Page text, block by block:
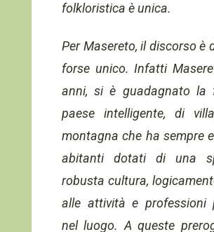
folkloristica è unica.
Per Masereto, il discorso è
forse unico. Infatti
anni, si è guadagnato la
paese intelligente, di
montagna che ha sempre
abitanti dotati di una
robusta cultura,
alle attività e professioni
nel luogo. A queste